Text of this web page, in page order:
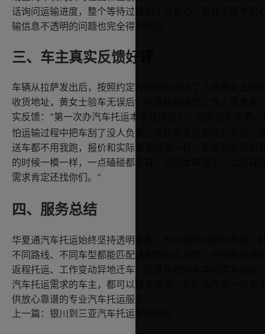
话询问运输进度，整个等待过程都十分省心，黄女士原本担
输信息不透明的问题也完全得到解决。
三、车主真实反馈好评
车辆从拉萨发出后，按照约定时效准时送达了上海黄女士指
收货地址，黄女士验车无误后，特意给对接的工作人员发来
实反馈： “第一次办汽车托运本来还很担心，怕有隐形收费，
怕运输过程中把车刮了没人负责，没想到全程都这么省心，
送车都不用我跑，报价和实际收费完全一样，车送到之后和
的时候一模一样，一点磕碰都没有，真的太靠谱了，之后有
需求肯定还找你们。 ”
四、服务总结
华夏通汽车托运始终坚持透明收费、规范操作的服务准则，
不同路线、不同车型都能匹配适配的托运方案，不管是长途
返程托运、工作变动异地迁车，还是异地购车本地提车运输
汽车托运需求的车主，都可以联系咨询，我们会为每一位车
供放心靠谱的专业汽车托运服务。
上一篇： 银川到三亚汽车托运服务纪实